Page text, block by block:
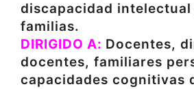
discapacidad intelectual
familias.
DIRIGIDO A: Docentes,
docentes, familiares
capacidades cognitivas